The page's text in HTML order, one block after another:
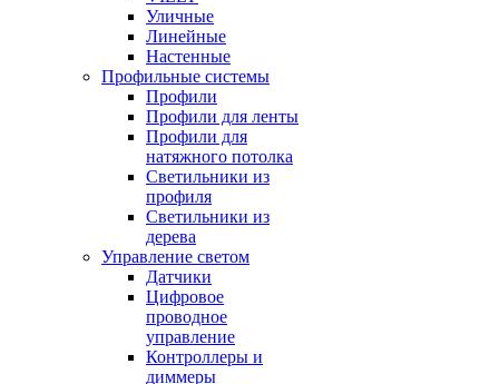
Уличные
Линейные
Настенные
Профильные системы
Профили
Профили для ленты
Профили для
натяжного потолка
Светильники из
профиля
Светильники из
дерева
Управление светом
Датчики
Цифровое
проводное
управление
Контроллеры и
диммеры